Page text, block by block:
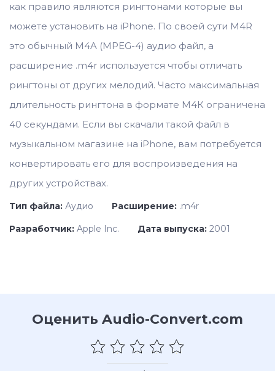
как правило являются рингтонами которые вы
можете установить на iPhone. По своей сути M4R
это обычный M4A (MPEG-4) аудио файл, а
расширение .m4r используется чтобы отличать
рингтоны от других мелодий. Часто максимальная
длительность рингтона в формате M4К ограничена
40 секундами. Если вы скачали такой файл в
музыкальном магазине на iPhone, вам потребуется
конвертировать его для воспроизведения на
других устройствах.
Тип файла: Аудио Расширение: .m4r
Разработчик: Apple Inc. Дата выпуска: 2001
Оценить Audio-Convert.com